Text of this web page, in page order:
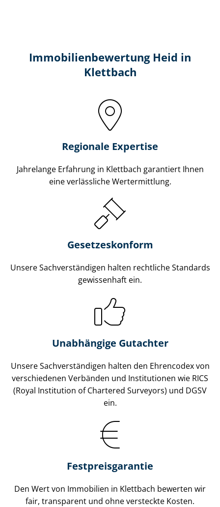
Immobilien­bewertung Heid in
Klettbach
Regionale Expertise
Jahrelange Erfahrung in Klettbach garantiert Ihnen
eine verlässliche Wertermittlung.
Gesetzes­konform
Unsere Sach­ver­stän­di­gen halten rechtliche Standards
gewissenhaft ein.
Unabhängige Gutachter
Unsere Sach­ver­stän­di­gen halten den Ehrencodex von
verschiedenen Verbänden und Institutionen wie RICS
(Royal Institution of Chartered Surveyors) und DGSV
ein.
Festpreis​garantie
Den Wert von Immobilien in Klettbach bewerten wir
fair, transparent und ohne versteckte Kosten.